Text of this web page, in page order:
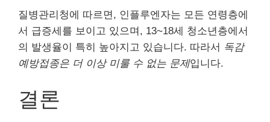
질병관리청에 따르면, 인플루엔자는 모든 연령층에
서 급증세를 보이고 있으며, 13~18세 청소년층에서
의 발생율이 특히 높아지고 있습니다. 따라서 독감
예방접종은 더 이상 미룰 수 없는 문제입니다.
결론